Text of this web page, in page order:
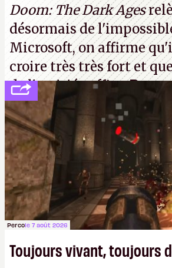
Doom: The Dark Ages
désormais de
Microsoft, on affirme
croire très très fort et
de l'amitié suffira.P.
Percole 7 août 2026
Toujours vivant, toujours